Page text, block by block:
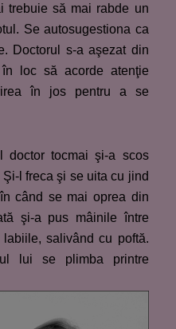
trebuie să mai rabde un
Se autosugestiona ca
Doctorul s-a aşezat din
loc să acorde atenţie
în jos pentru a se
doctor tocmai şi-a scos
l freca şi se uita cu jind
când se mai oprea din
şi-a pus mâinile între
salivând cu poftă.
lui se plimba printre